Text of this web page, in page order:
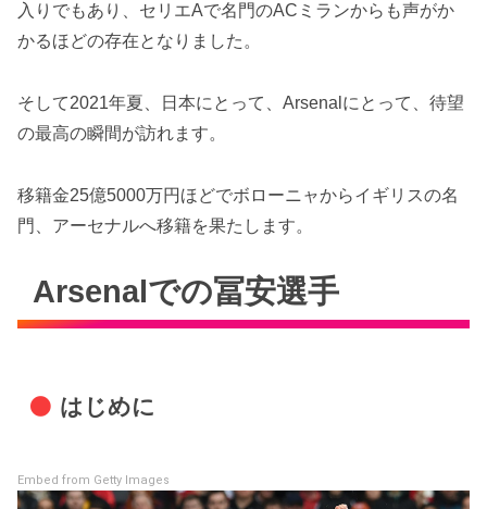
入りでもあり、セリエAで名門のACミランからも声がか
かるほどの存在となりました。
そして2021年夏、日本にとって、Arsenalにとって、待望
の最高の瞬間が訪れます。
移籍金25億5000万円ほどでボローニャからイギリスの名
門、アーセナルへ移籍を果たします。
Arsenalでの冨安選手
はじめに
Embed from Getty Images